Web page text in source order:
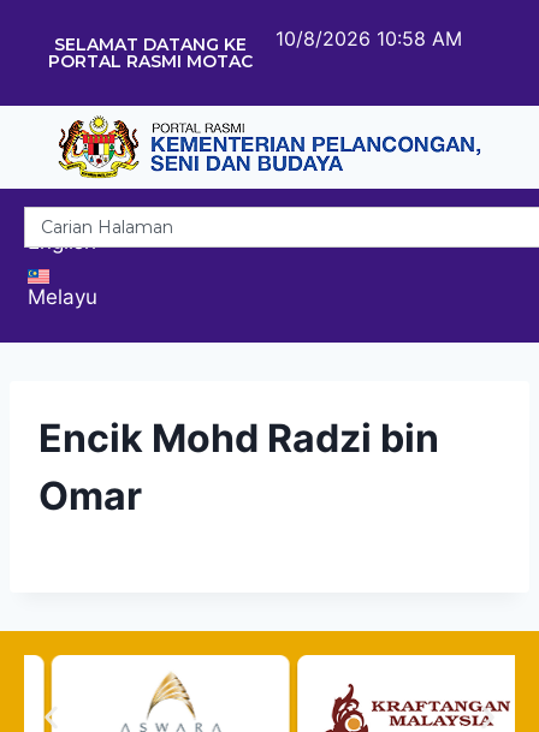
SELAMAT DATANG KE
PORTAL RASMI MOTAC
10/8/2026 10:58 AM
English
Melayu
Encik Mohd Radzi bin
Omar